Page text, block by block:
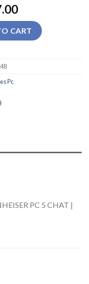
CART
Pc
PC 5 CHAT |